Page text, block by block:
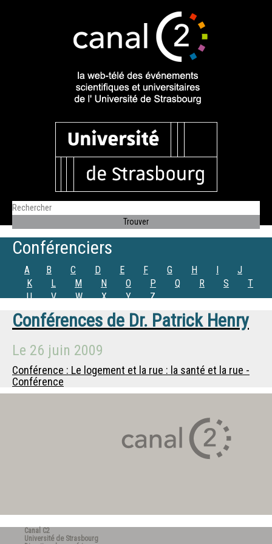
Conférenciers
A B C D E F G H I
J
K
L M N O P Q R S
T
U
V W X Y Z
Conférences de Dr. Patrick Henry
Le 26 juin 2009
Conférence : Le logement et la rue : la santé et la rue -
Conférence
Canal C2
Université de Strasbourg